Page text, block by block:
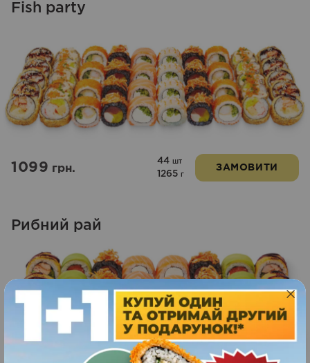
Fish party
1099грн.
44 шт
1265 г
ЗАМОВИТИ
Рибний рай